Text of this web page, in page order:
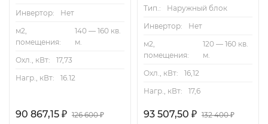
Инвертор:
Нет
м2,
помещения:
140 — 160 кв.
м.
Охл., кВт:
17,73
Нагр., кВт:
16.12
90 867,15 ₽ 126 600₽
Тип.:
Наружный блок
Инвертор:
Нет
м2,
помещения:
120 — 160 кв.
м.
Охл., кВт:
16,12
Нагр., кВт:
17,6
93 507,50 ₽ 132 400₽